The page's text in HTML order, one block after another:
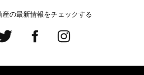
産の最新情報をチェックする